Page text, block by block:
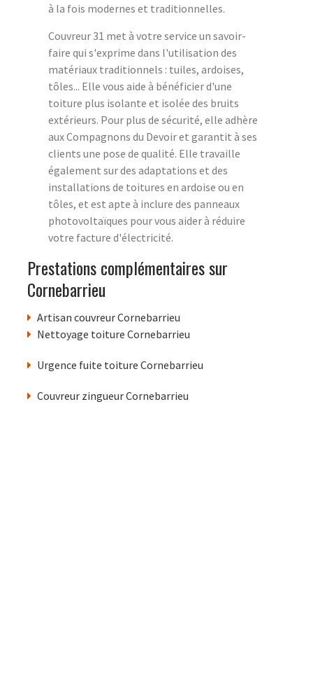
à la fois modernes et traditionnelles.
Couvreur 31 met à votre service un savoir-
faire qui s'exprime dans l'utilisation des
matériaux traditionnels : tuiles, ardoises,
tôles... Elle vous aide à bénéficier d'une
toiture plus isolante et isolée des bruits
extérieurs. Pour plus de sécurité, elle adhère
aux Compagnons du Devoir et garantit à ses
clients une pose de qualité. Elle travaille
également sur des adaptations et des
installations de toitures en ardoise ou en
tôles, et est apte à inclure des panneaux
photovoltaïques pour vous aider à réduire
votre facture d'électricité.
Prestations complémentaires sur
Cornebarrieu
Artisan couvreur Cornebarrieu
Nettoyage toiture Cornebarrieu
Urgence fuite toiture Cornebarrieu
Couvreur zingueur Cornebarrieu